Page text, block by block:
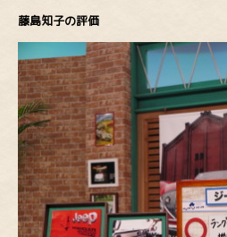
藤島知子の評価